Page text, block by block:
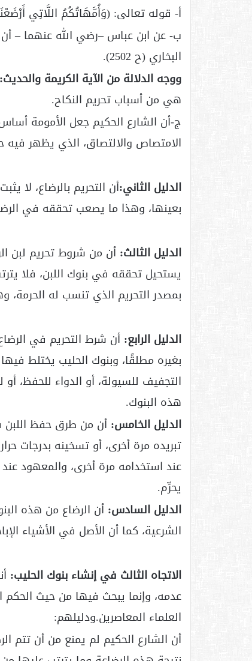
أ- قوله تعالى: (وَأُمَّهَاتُكُمُ اللَّاتِي
ب- عن ابن عباس –رضي الله عنهما –
البخاري (ح 2502).
ووجه الدلالة من الآية الكريمة والحديث:
هي من أسباب تحريم النكاح.
ج-أن الشارع الحكيم جعل الأمومة
الامتصاص والالتصاق، الذي يظهر فيه
الدليل الثاني:أن التحريم بالرضاع، لا
بعينها، وهذا ما يصعب تحققه في
الدليل الثالث: أن من شروط تحريم لبن
يستحيل تحققه في بنوك اللبن، فلا
بمصدر التحريم الذي تنسب له الحرمة،
الدليل الرابع: أن شرط التحريم في
بغيره مطلقًا، وبنوك الحليب يختلط
التجفيف للسيولة، أو الدواء للحفظ،
هذه البنوك.
الدليل الخامس: أن من طرق حفظ اللبن
تبريده مرة أخرى، أو تسخينه بدرجات
عند استخدامه مرة أخرى، والمعهود
يحرِّم.
الدليل السادس: أن الرضاع من هذه
الشرعية، كما أن الأصل في الأشياء
الاتجاه الثالث في إنشاء بنوك الحليب:
عدمه، وإنما يبحث فيها من حيث
العلماء المعاصرين.ودليلهم:
أن الشارع الحكيم لم يمنع من أن تتم